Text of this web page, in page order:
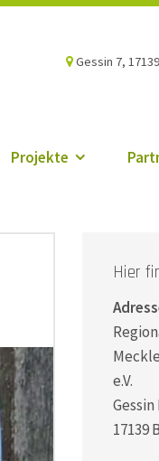
Gessin 7,
Projekte
Hier
e.V.
Gessin
17139